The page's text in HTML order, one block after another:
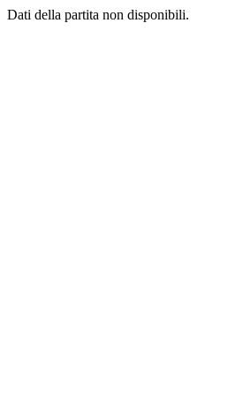
Dati della partita non disponibili.